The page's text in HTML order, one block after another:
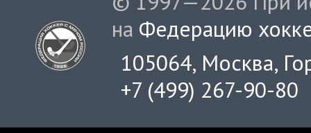
на Федерацию
105064, Москва,
+7 (499) 267-90-80